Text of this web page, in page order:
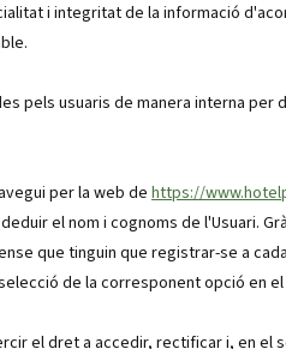
i integritat de la informació
pels usuaris de manera interna
per la web de https://
el nom i cognoms de l'Usuari.
que tinguin que registrar-se a
de la corresponent opció en
el dret a accedir, rectificar i, en el